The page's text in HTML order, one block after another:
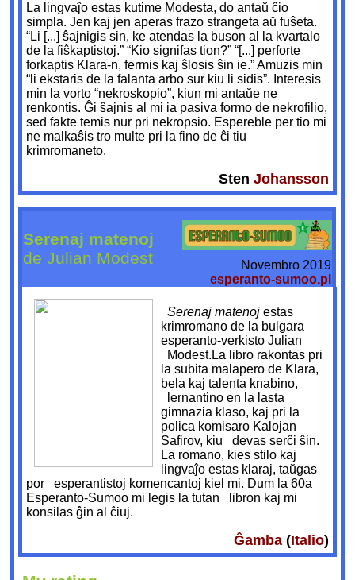
La lingvaĵo estas kutime Modesta, do antaŭ ĉio
simpla. Jen kaj jen aperas frazo strangeta aŭ fuŝeta.
“Li [...] ŝajnigis sin, ke atendas la buson al la kvartalo
de la fiŝkaptistoj.” “Kio signifas tion?” “[...] perforte
forkaptis Klara-n, fermis kaj ŝlosis ŝin ie.” Amuzis min
“li ekstaris de la falanta arbo sur kiu li sidis”. Interesis
min la vorto “nekroskopio”, kiun mi antaŭe ne
renkontis. Ĝi ŝajnis al mi ia pasiva formo de nekrofilio,
sed fakte temis nur pri nekropsio. Espereble per tio mi
ne malkaŝis tro multe pri la fino de ĉi tiu
krimromaneto.
Sten Johansson
Serenaj matenoj
de Julian Modest
Novembro 2019
esperanto-sumoo.pl
Serenaj matenoj estas
krimromano de la bulgara
esperanto-verkisto Julian
Modest.La libro rakontas pri
la subita malapero de Klara,
bela kaj talenta knabino,
lernantino en la lasta
gimnazia klaso, kaj pri la
polica komisaro Kalojan
Safirov, kiu devas serĉi ŝin.
La romano, kies stilo kaj
lingvaĵo estas klaraj, taŭgas
por esperantistoj komencantoj kiel mi. Dum la 60a
Esperanto-Sumoo mi legis la tutan libron kaj mi
konsilas ĝin al ĉiuj.
Ĝamba(Italio)